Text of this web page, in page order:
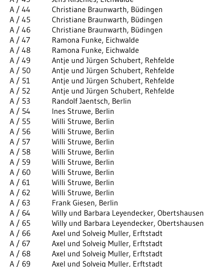
A / 44
Christiane Braunwarth, Büdingen
A / 45
Christiane Braunwarth, Büdingen
A / 46
Christiane Braunwarth, Büdingen
A / 47
Ramona Funke, Eichwalde
A / 48
Ramona Funke, Eichwalde
A / 49
Antje und Jürgen Schubert, Rehfelde
A / 50
Antje und Jürgen Schubert, Rehfelde
A / 51
Antje und Jürgen Schubert, Rehfelde
A / 52
Antje und Jürgen Schubert, Rehfelde
A / 53
Randolf Jaentsch, Berlin
A / 54
Ines Struwe, Berlin
A / 55
Willi Struwe, Berlin
A / 56
Willi Struwe, Berlin
A / 57
Willi Struwe, Berlin
A / 58
Willi Struwe, Berlin
A / 59
Willi Struwe, Berlin
A / 60
Willi Struwe, Berlin
A / 61
Willi Struwe, Berlin
A / 62
Willi Struwe, Berlin
A / 63
Frank Giesen, Berlin
A / 64
Willy und Barbara Leyendecker, Obertshausen
A / 65
Willy und Barbara Leyendecker, Obertshausen
A / 66
Axel und Solveig Muller, Erftstadt
A / 67
Axel und Solveig Muller, Erftstadt
A / 68
Axel und Solveig Muller, Erftstadt
A / 69
Axel und Solveig Muller, Erftstadt